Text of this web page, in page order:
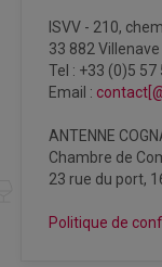
ISVV - 210,
33 882
Tel : +33 (0)5 57
Email :
ANTENNE
Chambre de
23 rue du port,
Politique de